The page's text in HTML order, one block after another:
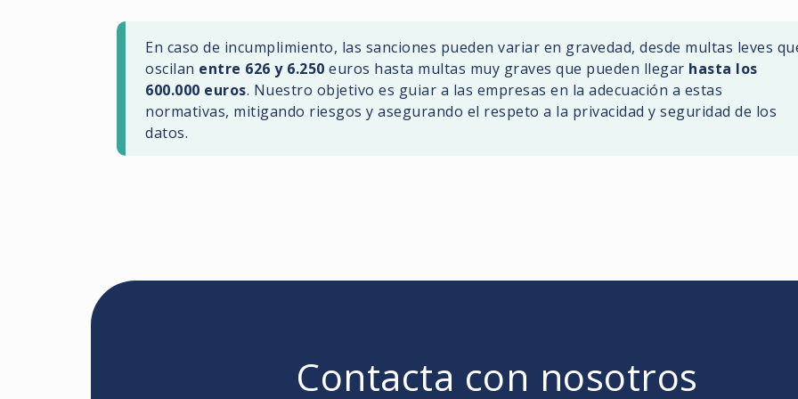
En caso de incumplimiento, las sanciones pueden variar en gravedad, desde multas leves
oscilan entre 626 y 6.250 euros hasta multas muy graves que pueden llegar hasta los
600.000 euros. Nuestro objetivo es guiar a las empresas en la adecuación a estas
normativas, mitigando riesgos y asegurando el respeto a la privacidad y seguridad de los
datos.
Contacta con nosotros